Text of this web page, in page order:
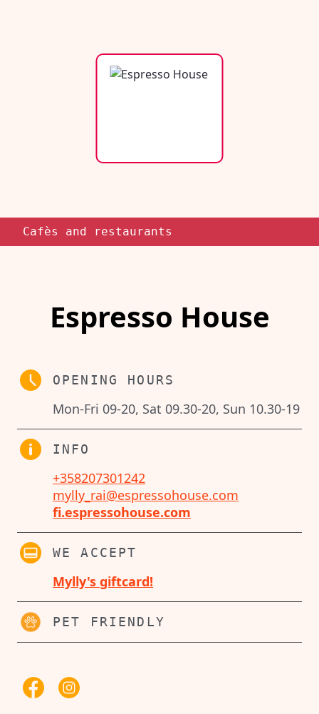
Cafès and restaurants
Espresso House
OPENING HOURS
Mon-Fri 09-20, Sat 09.30-20, Sun 10.30-19
INFO
+358207301242
mylly_rai@espressohouse.com
fi.espressohouse.com
WE ACCEPT
Mylly's giftcard!
PET FRIENDLY